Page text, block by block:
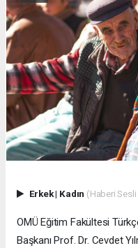
Erkek| Kadın (Haberi
OMÜ Eğitim Fakültesi
Başkanı Prof. Dr. Cevdet